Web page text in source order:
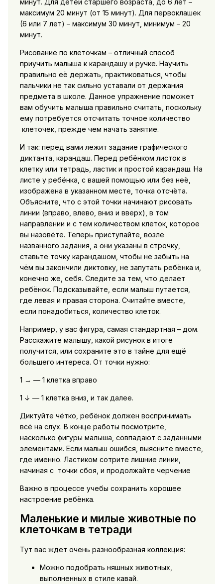
максимум 20 минут (от 15 минут). Для первоклашек
(6 или 7 лет) – максимум 30 минут, минимум – 20
минут.
Рисование по клеточкам – отличный способ
приучить малыша к карандашу и ручке. Научить
правильно её держать, практиковаться, чтобы
пальчики не так сильно уставали от держания
предмета в школе. Данное упражнение поможет
вам обучить малыша правильно считать, поскольку
ему потребуется отсчитать точное количество
клеточек, прежде чем начать занятие.
И так: перед вами лежит задание графического
диктанта, карандаш. Перед ребёнком листок в
клетку или тетрадь, ластик и простой карандаш. На
листе у ребёнка, с вашей помощью или без неё,
изображена в указанном месте, точка отсчёта.
Объясните, что с этой точки начинают рисовать
линии (вправо, влево, вниз и вверх), в том
направлении и с тем количеством клеток, которое
вы назовёте. Теперь приступайте, возле
названного задания, а они указаны в строчку,
ставьте точку карандашом, чтобы не забыть на
чём вы закончили диктовку, не запутать ребёнка и,
конечно же, себя. Следите за тем, что делает
ребёнок. Подсказывайте, если малыш путается,
где левая и правая сторона. Считайте вместе,
если понадобиться, количество клеток.
Например, у вас фигура, самая стандартная – дом.
Расскажите малышу, какой рисунок в итоге
получится, или сохраните это в тайне для ещё
большего интереса. От точки нужно:
1 → — 1 клетка вправо
1 ↓ — 1 клетка вниз, и так далее.
Диктуйте чётко, ребёнок должен воспринимать
всё на слух. В конце работы посмотрите,
насколько фигуры малыша, совпадают с заданными
элементами. Если малыш ошибся, выясните вместе,
где именно. Ластиком сотрите лишние линии,
начиная с точки сбоя, и продолжайте черчение
Важно в процессе учебы сохранить хорошее
настроение ребёнка.
Маленькие и милые животные по
клеточкам в тетради
Тут вас ждет очень разнообразная коллекция:
Можно подобрать няшных животных,
выполненных в стиле кавай.